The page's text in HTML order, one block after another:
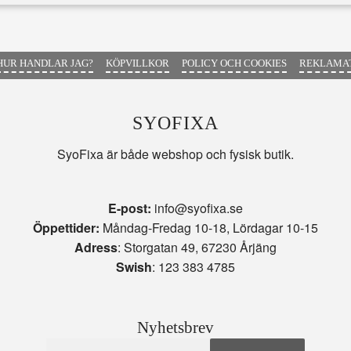
HANDLAR JAG? KÖPVILLKOR POLICY OCH COOKIES
SYOFIXA
SyoFixa är både webshop och fysisk butik.
E-post: info@syofixa.se
Öppettider: Måndag-Fredag 10-18, Lördagar 10-15
Adress: Storgatan 49, 67230 Årjäng
Swish: 123 383 4785
Nyhetsbrev